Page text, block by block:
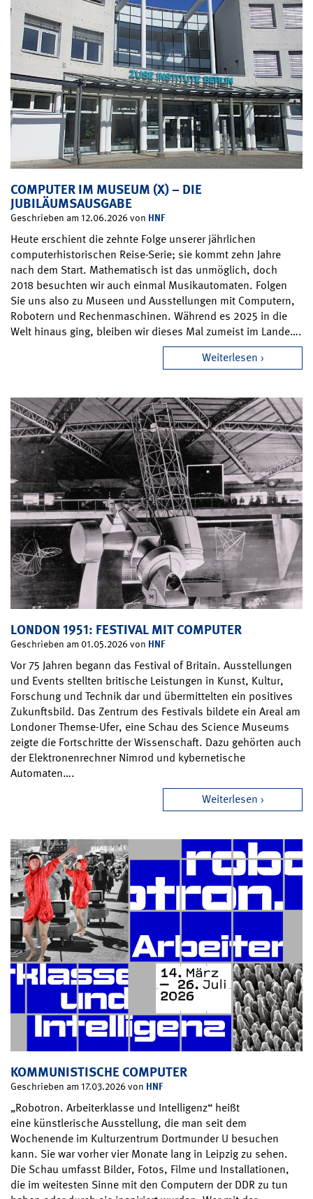
COMPUTER IM MUSEUM (X) – DIE
JUBILÄUMSAUSGABE
Geschrieben am 12.06.2026 von HNF
Heute erschient die zehnte Folge unserer jährlichen
computerhistorischen Reise-Serie; sie kommt zehn Jahre
nach dem Start. Mathematisch ist das unmöglich, doch
2018 besuchten wir auch einmal Musikautomaten. Folgen
Sie uns also zu Museen und Ausstellungen mit Computern,
Robotern und Rechenmaschinen. Während es 2025 in die
Welt hinaus ging, bleiben wir dieses Mal zumeist im Lande….
Weiterlesen
LONDON 1951: FESTIVAL MIT COMPUTER
Geschrieben am 01.05.2026 von HNF
Vor 75 Jahren begann das Festival of Britain. Ausstellungen
und Events stellten britische Leistungen in Kunst, Kultur,
Forschung und Technik dar und übermittelten ein positives
Zukunftsbild. Das Zentrum des Festivals bildete ein Areal am
Londoner Themse-Ufer, eine Schau des Science Museums
zeigte die Fortschritte der Wissenschaft. Dazu gehörten auch
der Elektronenrechner Nimrod und kybernetische
Automaten….
Weiterlesen
KOMMUNISTISCHE COMPUTER
Geschrieben am 17.03.2026 von HNF
„Robotron. Arbeiterklasse und Intelligenz“ heißt
eine künstlerische Ausstellung, die man seit dem
Wochenende im Kulturzentrum Dortmunder U besuchen
kann. Sie war vorher vier Monate lang in Leipzig zu sehen.
Die Schau umfasst Bilder, Fotos, Filme und Installationen,
die im weitesten Sinne mit den Computern der DDR zu tun